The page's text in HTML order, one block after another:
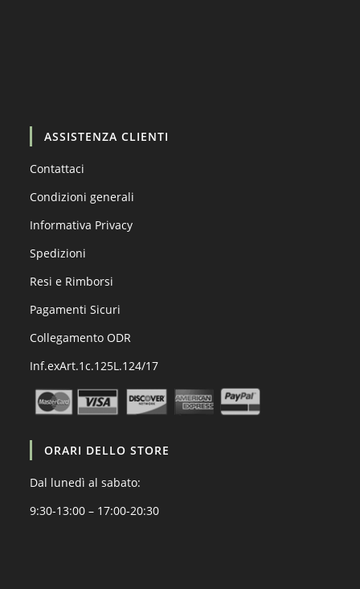
ASSISTENZA CLIENTI
Contattaci
Condizioni generali
Informativa Privacy
Spedizioni
Resi e Rimborsi
Pagamenti Sicuri
Collegamento ODR
Inf.exArt.1c.125L.124/17
ORARI DELLO STORE
Dal lunedì al sabato:
9:30-13:00 – 17:00-20:30